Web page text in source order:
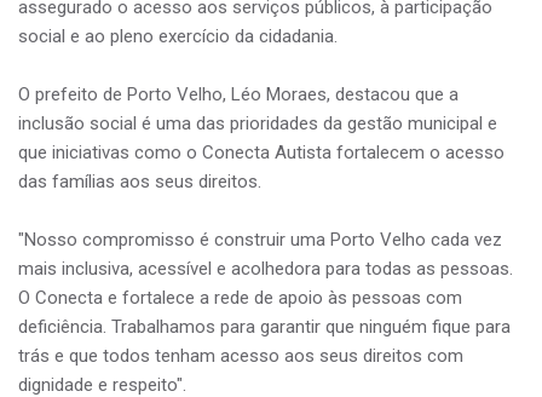
assegurado o acesso aos serviços públicos, à participação
social e ao pleno exercício da cidadania.
O prefeito de Porto Velho, Léo Moraes, destacou que a
inclusão social é uma das prioridades da gestão municipal e
que iniciativas como o Conecta Autista fortalecem o acesso
das famílias aos seus direitos.
"Nosso compromisso é construir uma Porto Velho cada vez
mais inclusiva, acessível e acolhedora para todas as pessoas.
O Conecta e fortalece a rede de apoio às pessoas com
deficiência. Trabalhamos para garantir que ninguém fique para
trás e que todos tenham acesso aos seus direitos com
dignidade e respeito".